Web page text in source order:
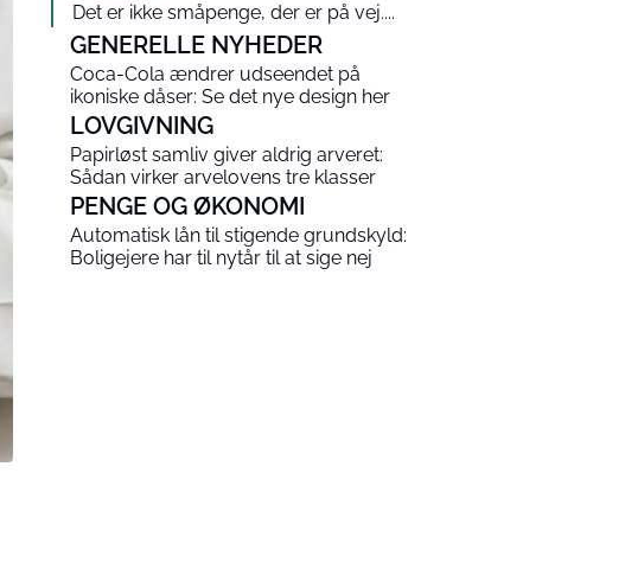
Det er ikke småpenge, der er på vej....
GENERELLE NYHEDER
Coca-Cola ændrer udseendet på
ikoniske dåser: Se det nye design her
LOVGIVNING
Papirløst samliv giver aldrig arveret:
Sådan virker arvelovens tre klasser
PENGE OG ØKONOMI
Automatisk lån til stigende grundskyld:
Boligejere har til nytår til at sige nej